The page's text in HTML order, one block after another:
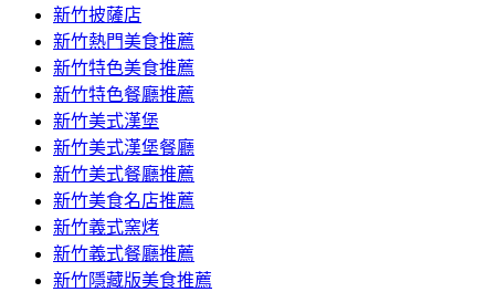
新竹披薩店
新竹熱門美食推薦
新竹特色美食推薦
新竹特色餐廳推薦
新竹美式漢堡
新竹美式漢堡餐廳
新竹美式餐廳推薦
新竹美食名店推薦
新竹義式窯烤
新竹義式餐廳推薦
新竹隱藏版美食推薦